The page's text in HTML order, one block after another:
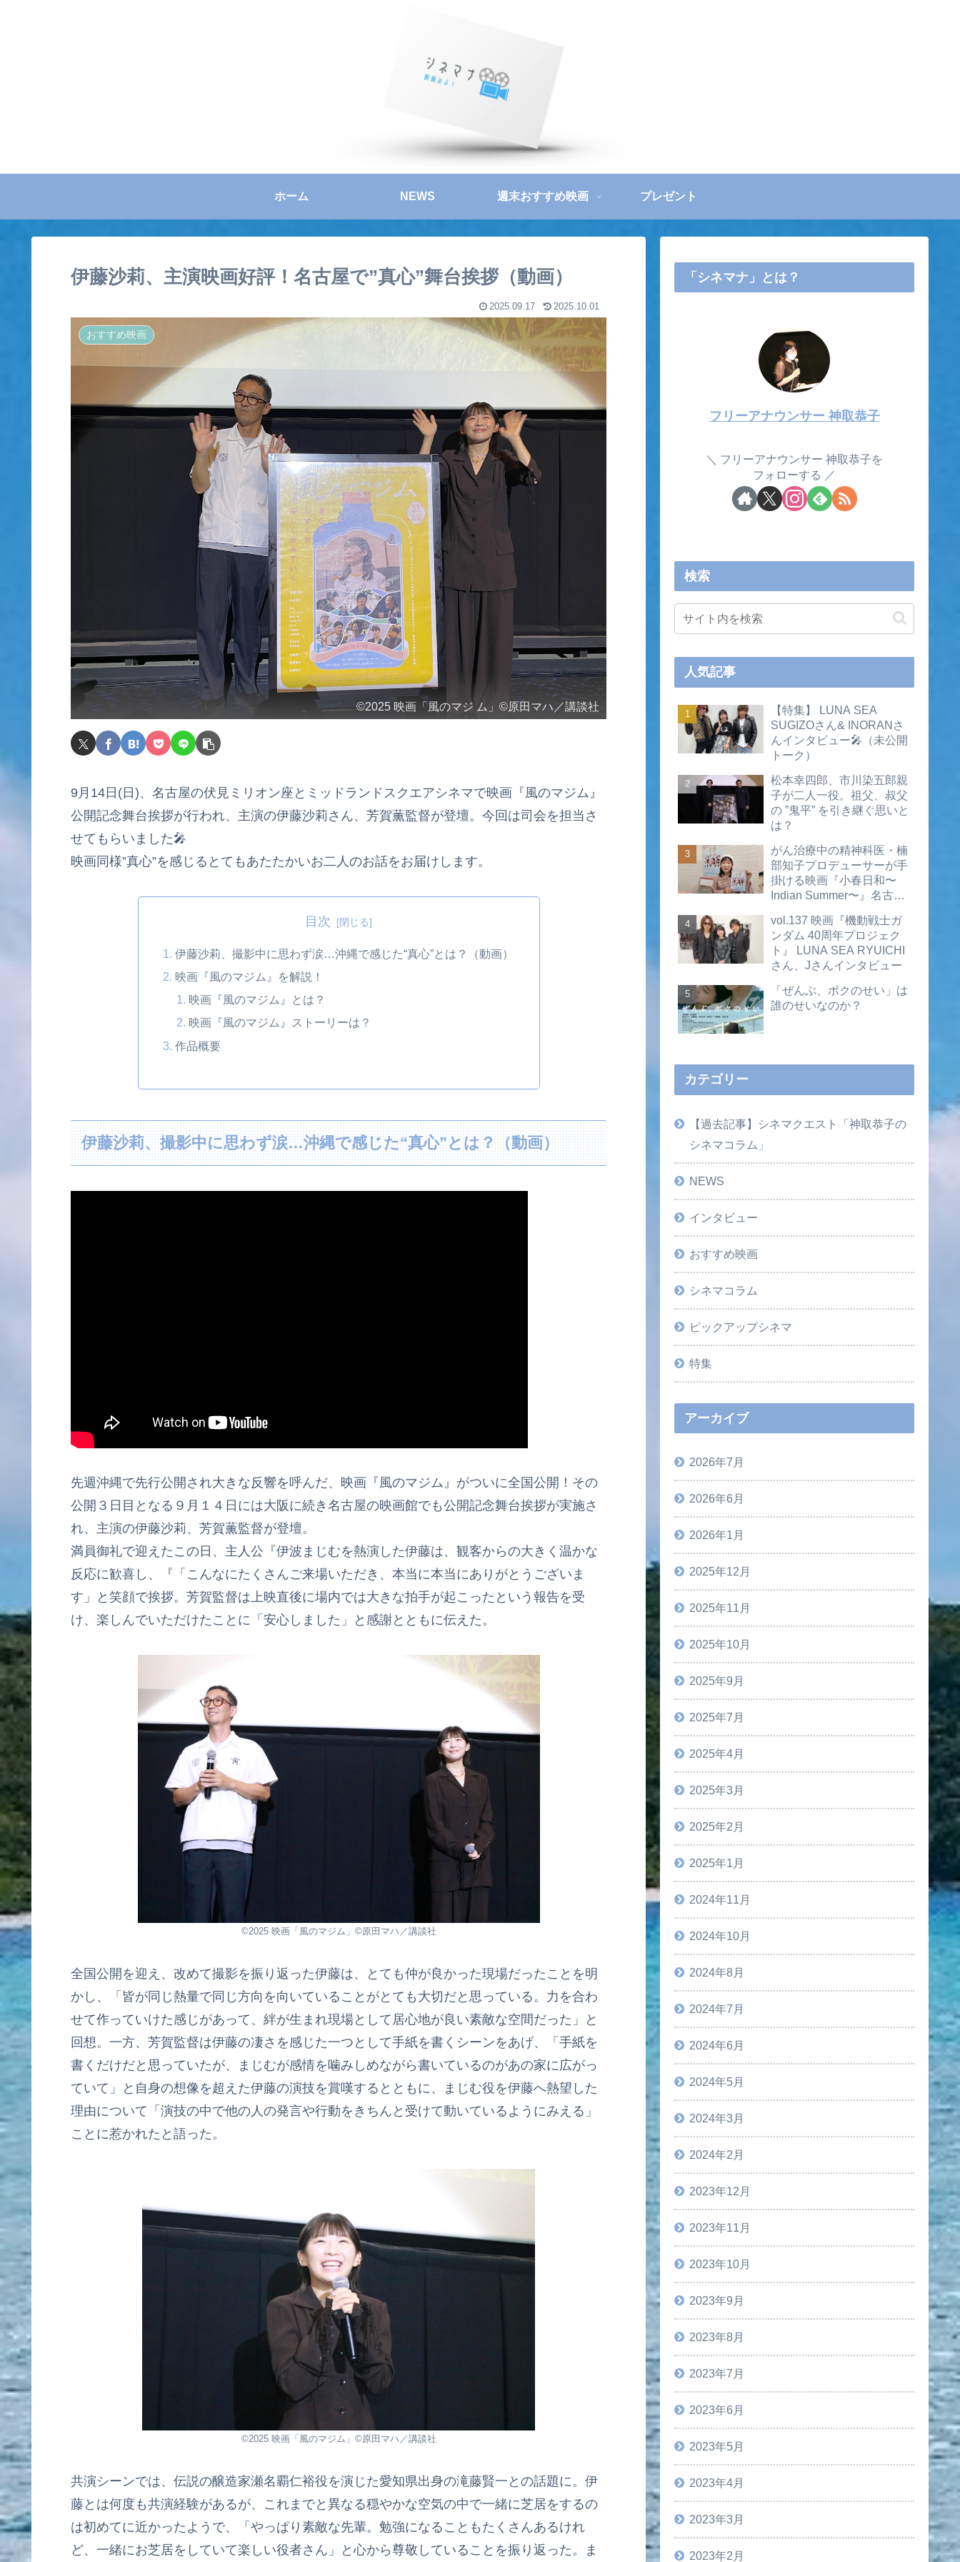
ホーム NEWS 週末おすすめ映画 プレゼント
伊藤沙莉、主演映画好評！名古屋で”真心”舞台挨拶（動画）
2025.09.17 2025.10.01
おすすめ映画
©2025 映画「風のマジ ム」©原田マハ／講談社
9月14日(日)、名古屋の伏見ミリオン座とミッドランドスクエアシネマで映画『風のマジム』
公開記念舞台挨拶が行われ、主演の伊藤沙莉さん、芳賀薫監督が登壇。今回は司会を担当さ
せてもらいました🎤
映画同様”真心”を感じるとてもあたたかいお二人のお話をお届けします。
目次
伊藤沙莉、撮影中に思わず涙…沖縄で感じた“真心”とは？（動画）
映画『風のマジム』を解説！
映画『風のマジム』とは？
映画『風のマジム』ストーリーは？
作品概要
伊藤沙莉、撮影中に思わず涙…沖縄で感じた“真心”とは？（動画）
先週沖縄で先行公開され大きな反響を呼んだ、映画『風のマジム』がついに全国公開！その
公開３日目となる９月１４日には大阪に続き名古屋の映画館でも公開記念舞台挨拶が実施さ
れ、主演の伊藤沙莉、芳賀薫監督が登壇。
満員御礼で迎えたこの日、主人公『伊波まじむを熱演した伊藤は、観客からの大きく温かな
反応に歓喜し、『「こんなにたくさんご来場いただき、本当に本当にありがとうございま
す」と笑顔で挨拶。芳賀監督は上映直後に場内では大きな拍手が起こったという報告を受
け、楽しんでいただけたことに「安心しました」と感謝とともに伝えた。
©2025 映画「風のマジム」©原田マハ／講談社
全国公開を迎え、改めて撮影を振り返った伊藤は、とても仲が良かった現場だったことを明
かし、「皆が同じ熱量で同じ方向を向いていることがとても大切だと思っている。力を合わ
せて作っていけた感じがあって、絆が生まれ現場として居心地が良い素敵な空間だった」と
回想。一方、芳賀監督は伊藤の凄さを感じた一つとして手紙を書くシーンをあげ、「手紙を
書くだけだと思っていたが、まじむが感情を噛みしめながら書いているのがあの家に広がっ
ていて」と自身の想像を超えた伊藤の演技を賞嘆するとともに、まじむ役を伊藤へ熱望した
理由について「演技の中で他の人の発言や行動をきちんと受けて動いているようにみえる」
ことに惹かれたと語った。
©2025 映画「風のマジム」©原田マハ／講談社
共演シーンでは、伝説の醸造家瀬名覇仁裕役を演じた愛知県出身の滝藤賢一との話題に。伊
藤とは何度も共演経験があるが、これまでと異なる穏やかな空気の中で一緒に芝居をするの
は初めてに近かったようで、「やっぱり素敵な先輩。勉強になることもたくさんあるけれ
ど、一緒にお芝居をしていて楽しい役者さん」と心から尊敬していることを振り返った。ま
「シネマナ」とは？
フリーアナウンサー 神取恭子
フリーアナウンサー 神取恭子を
フォローする
検索
人気記事
【特集】 LUNA SEA
SUGIZOさん& INORANさ
んインタビュー🎤（未公開
トーク）
松本幸四郎、市川染五郎親
子が二人一役。祖父、叔父
の ”鬼平” を引き継ぐ思いと
は？
がん治療中の精神科医・楠
部知子プロデューサーが手
掛ける映画『小春日和〜
Indian Summer〜』名古屋
画あり）
vol.137 映画『機動戦士ガ
ンダム 40周年プロジェク
ト』 LUNA SEA RYUICHI
さん、Jさんインタビュー
「ぜんぶ、ボクのせい」は
誰のせいなのか？
カテゴリー
【過去記事】シネマクエスト「神取恭子の
シネマコラム」
NEWS
インタビュー
おすすめ映画
シネマコラム
ピックアップシネマ
特集
アーカイブ
2026年7月
2026年6月
2026年1月
2025年12月
2025年11月
2025年10月
2025年9月
2025年7月
2025年4月
2025年3月
2025年2月
2025年1月
2024年11月
2024年10月
2024年8月
2024年7月
2024年6月
2024年5月
2024年3月
2024年2月
2023年12月
2023年11月
2023年10月
2023年9月
2023年8月
2023年7月
2023年6月
2023年5月
2023年4月
2023年3月
2023年2月